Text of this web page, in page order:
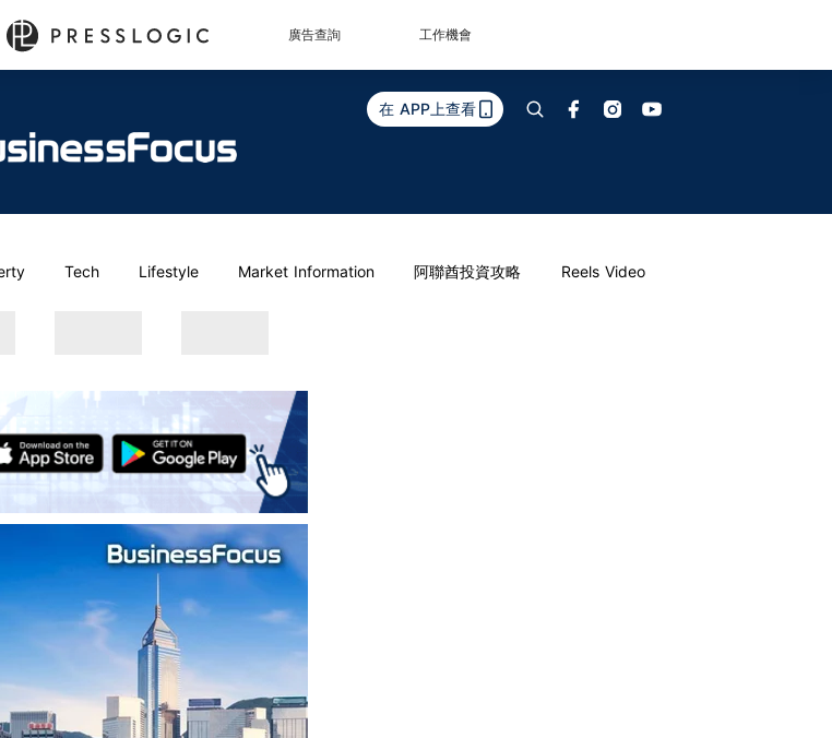
廣告查詢 工作機會
在 APP上查看
Tech Lifestyle Market Information 阿聯酋投資攻略 Reels Video